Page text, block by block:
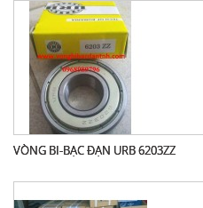
VÒNG BI-BẠC ĐẠN URB 6203ZZ